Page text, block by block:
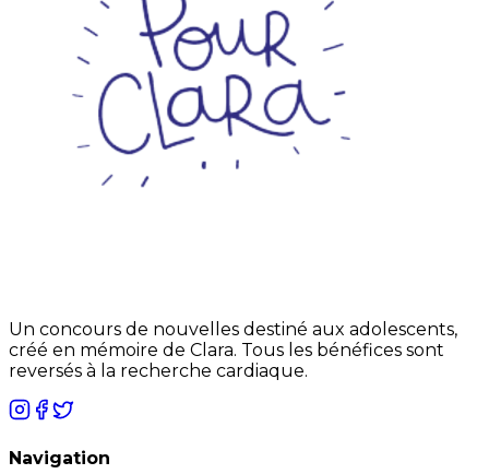
Un concours de nouvelles destiné aux adolescents,
créé en mémoire de Clara. Tous les bénéfices sont
reversés à la recherche cardiaque.
Navigation